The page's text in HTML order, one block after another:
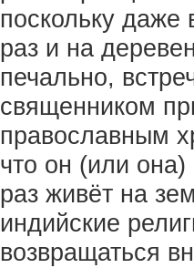
поскольку даже
раз и на
печально,
священником
православным
что он (или она)
раз живёт на
индийские
возвращаться